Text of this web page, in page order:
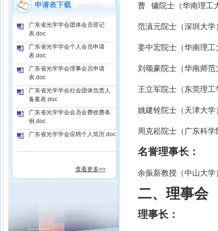
申请表下载
广东省光学学会团体会员登记
表.doc
广东省光学学会个人会员申请
表.doc
广东省光学学会理事会员申请
表.doc
广东省光学学会社会团体负责人
备案表.doc
广东省光学学会会员会费收费条
例.doc
广东省光学学会应聘个人简历.doc
查看更多>>
曹 镛院士（华南理工
范滇元院士（深圳大学
姜中宏院士（华南
刘颂豪院士（华南师范
王立军院士（东莞理工
姚建铨院士（天津大
周克崧院士（广东科学
名誉理事长：
余振新教授（中山大学
二、理事会
理事长：